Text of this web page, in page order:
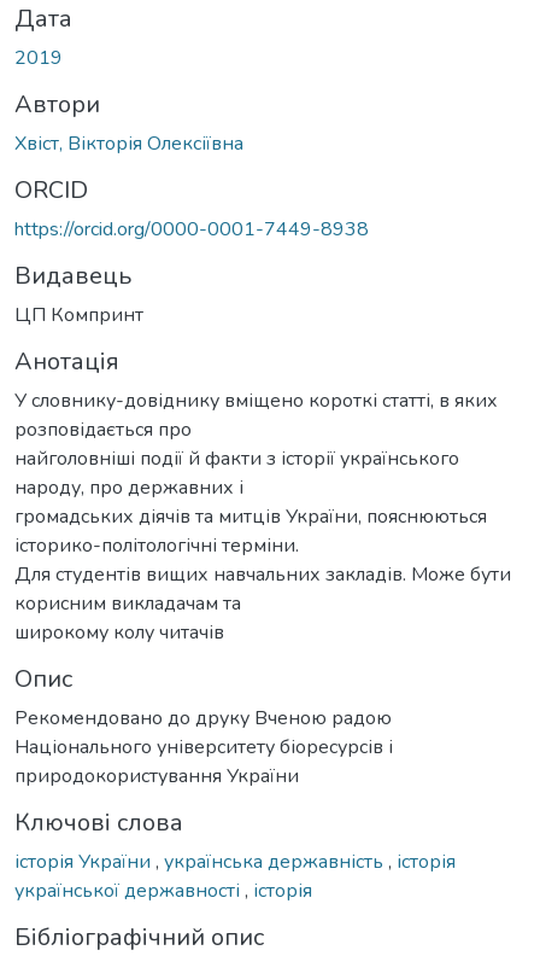
Дата
2019
Автори
Хвіст, Вікторія Олексіївна
ORCID
https://orcid.org/0000-0001-7449-8938
Видавець
ЦП Компринт
Анотація
У словнику-довіднику вміщено короткі статті, в яких
розповідається про
найголовніші події й факти з історії українського
народу, про державних і
громадських діячів та митців України, пояснюються
історико-політологічні терміни.
Для студентів вищих навчальних закладів. Може бути
корисним викладачам та
широкому колу читачів
Опис
Рекомендовано до друку Вченою радою
Національного університету біоресурсів і
природокористування України
Ключові слова
історія України , українська державність , історія
української державності , історія
Бібліографічний опис